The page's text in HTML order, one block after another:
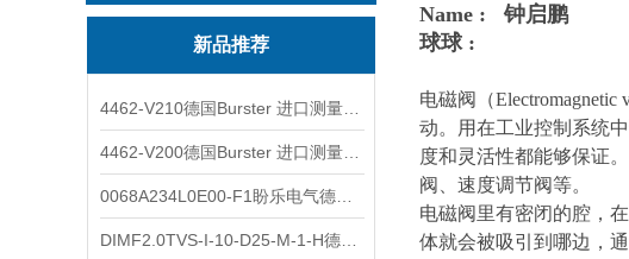
新品推荐
Name : 钟启鹏
球球 :
电磁阀（
动。用在工业控制系统
度和灵活性都能够保证
阀、速度调节阀等。
电磁阀里有密闭的腔，
体就会被吸引到哪边，